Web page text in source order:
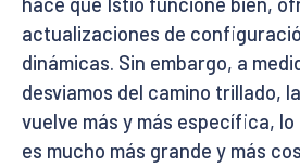
actualizaciones de
dinámicas. Sin embargo, a
desviamos del camino trillado,
vuelve más y más específica,
es mucho más grande y más